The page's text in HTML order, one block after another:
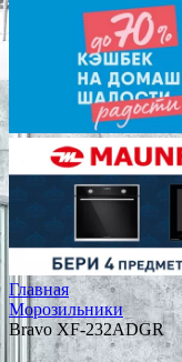
Главная
Морозильники
Bravo XF-232ADGR